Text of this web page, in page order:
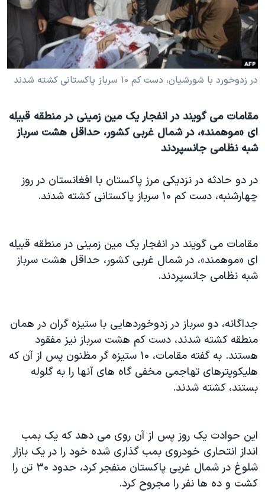
فرهنگ و زندگی
حقوق شهروندی
اقتصادی
علم و فناوری
گالری عکس
آرشیو پخش زنده
مستندها
انتخابات ریاست جمهوری آمریکا ۲۰۲۴
حمله جمهوری اسلامی به اسرائیل
رمز مهسا
اعتراضات زن، زندگی، آزادی
مجموعه مستندهای دادخواهی
دادگاه حمید نوری
چهل سال گروگان‌گیری
اعتراضات مردمی آبان ۹۸
اسرائیل در جنگ
صفحه‌های ویژه
سفر پرزیدنت ترامپ به چین
دنبال کنید
در زدوخورد با شورشیان، دست کم ۱۰ سرباز پاکستانی کشته شدند
مقامات می گویند در انفجار یک مین زمینی در منطقه قبیله
ای «موهمند»، در شمال غربی کشور، حداقل هشت سرباز
شبه نظامی جانسپردند
در دو حادثه در نزدیکی مرز پاکستان با افغانستان در روز
چهارشنبه، دست کم ۱۰ سرباز پاکستانی کشته شدند.
مقامات می گویند در انفجار یک مین زمینی در منطقه قبیله
ای «موهمند»، در شمال غربی کشور، حداقل هشت سرباز
شبه نظامی جانسپردند.
جداگانه، دو سرباز در زدوخوردهایی با ستیزه گران در همان
منطقه کشته شدند، دست کم هشت سرباز نیز مفقود
هستند. به گفته مقامات، ۱۰ ستیزه گر مظنون پس از آن که
هلیکوپترهای تهاجمی مخفی گاه های آنها را به گلوله
بستند، کشته شدند.
این حوادث یک روز پس از آن روی می دهد که یک بمب
انداز انتحاری خودروی بمب گذاری شده خود را در یک بازار
شلوغ در شمال غربی پاکستان منفجر کرد، حدود ۳۰ تن را
کشت و ده ها نفر را مجروح کرد.